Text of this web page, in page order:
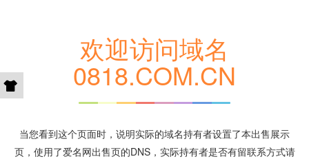
欢迎访问域名
0818.COM.CN
当您看到这个页面时，说明实际的域名持有者设置了本出售展示
页，使用了爱名网出售页的DNS，实际持有者是否有留联系方式请